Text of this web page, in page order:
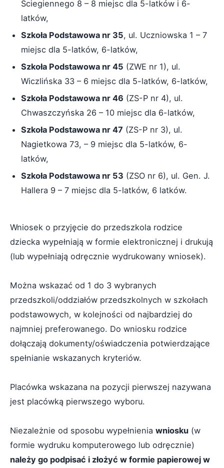
Ściegiennego 8 – 8 miejsc dla 5-latków i 6-
latków,
Szkoła Podstawowa nr 35, ul. Uczniowska 1 – 7
miejsc dla 5-latków, 6-latków,
Szkoła Podstawowa nr 45 (ZWE nr 1), ul.
Wiczlińska 33 – 6 miejsc dla 5-latków, 6-latków,
Szkoła Podstawowa nr 46 (ZS-P nr 4), ul.
Chwaszczyńska 26 – 10 miejsc dla 6-latków,
Szkoła Podstawowa nr 47 (ZS-P nr 3), ul.
Nagietkowa 73, – 9 miejsc dla 5-latków, 6-
latków,
Szkoła Podstawowa nr 53 (ZSO nr 6), ul. Gen. J.
Hallera 9 – 7 miejsc dla 5-latków, 6 latków.
Wniosek o przyjęcie do przedszkola rodzice
dziecka wypełniają w formie elektronicznej i drukują
(lub wypełniają odręcznie wydrukowany wniosek).
Można wskazać od 1 do 3 wybranych
przedszkoli/oddziałów przedszkolnych w szkołach
podstawowych, w kolejności od najbardziej do
najmniej preferowanego. Do wniosku rodzice
dołączają dokumenty/oświadczenia potwierdzające
spełnianie wskazanych kryteriów.
Placówka wskazana na pozycji pierwszej nazywana
jest placówką pierwszego wyboru.
Niezależnie od sposobu wypełnienia wniosku (w
formie wydruku komputerowego lub odręcznie)
należy go podpisać i złożyć w formie papierowej w